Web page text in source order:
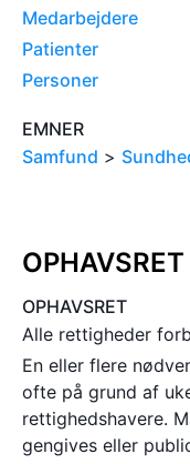
Medarbejdere
Patienter
Personer
EMNER
Samfund >
OPHAVSRET
OPHAVSRET
Alle rettigheder
En eller flere
ofte på grund af
rettighedshavere.
gengives eller